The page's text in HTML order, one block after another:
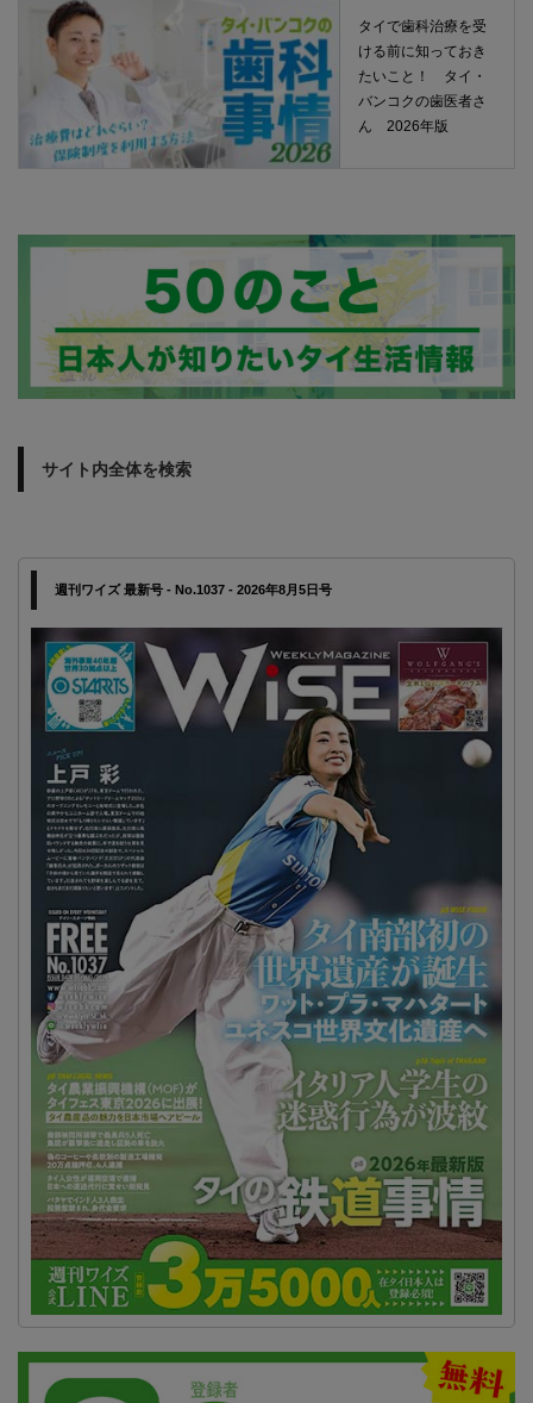
タイで歯科治療を受
ける前に知っておき
たいこと！ タイ・
バンコクの歯医者さ
ん 2026年版
サイト内全体を検索
週刊ワイズ 最新号 - No.1037 - 2026年8月5日号